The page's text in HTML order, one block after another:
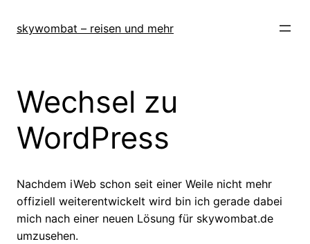
Inhaltskywombat – reisen und mehr
Wechsel zu
WordPress
Nachdem iWeb schon seit einer Weile nicht mehr
offiziell weiterentwickelt wird bin ich gerade dabei
mich nach einer neuen Lösung für skywombat.de
umzusehen.